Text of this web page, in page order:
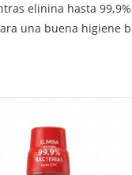
elinina hasta
una buena higiene